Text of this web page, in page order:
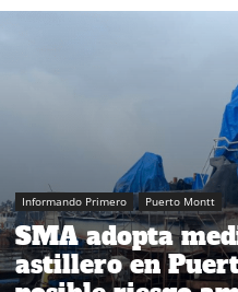
Informando Primero Puerto Montt
SMA adopta
astillero en